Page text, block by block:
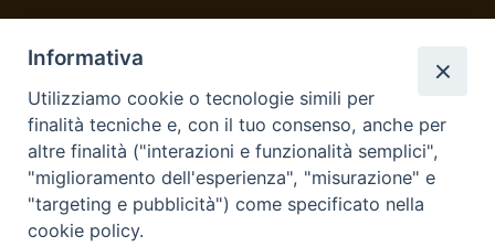
TV 2000
Informativa
Utilizziamo cookie o tecnologie simili per
finalità tecniche e, con il tuo consenso, anche per
altre finalità ("interazioni e funzionalità semplici",
"miglioramento dell'esperienza", "misurazione" e
"targeting e pubblicità") come specificato nella
cookie policy.